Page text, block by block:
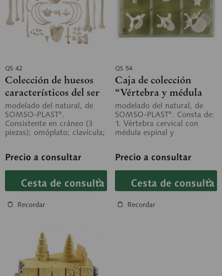
QS 42
Colección de huesos
característicos del ser
humano
modelado del natural, de
SOMSO-PLAST®.
Consistente en cráneo (3
piezas); omóplato; clavícula;
Precio a consultar
Cesta de consulta
Recordar
QS 54
Caja de colección
“Vértebra y médula
espinal”
modelado del natural, de
SOMSO-PLAST®. Consta de:
1. Vértebra cervical con
médula espinal y
Precio a consultar
Cesta de consulta
Recordar